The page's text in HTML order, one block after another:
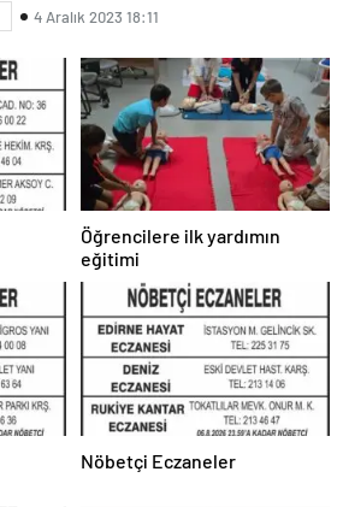
4 Aralık 2023 18:11
Öğrencilere ilk yardımın
eğitimi
Nöbetçi Eczaneler